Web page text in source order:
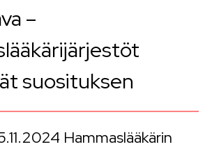
–
suosituksen
Hammaslääkärin